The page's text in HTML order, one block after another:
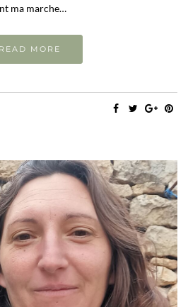
ma marche…
READ MORE